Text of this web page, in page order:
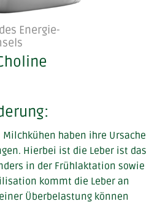
Energie-
Milchkühen haben ihre Ursache
Hierbei ist die Leber ist das
in der Frühlaktation sowie
kommt die Leber an
Überbelastung können